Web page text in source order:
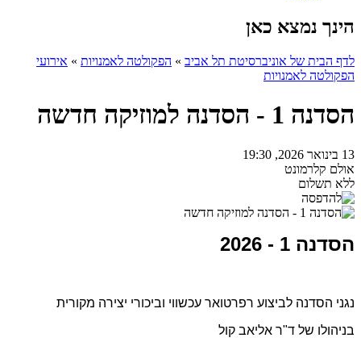
הינך נמצא כאן
לדף הבית של אוניברסיטת תל אביב » הפקולטה לאמנויות » אירועי
הפקולטה לאמנויות
הסדנה 1 - הסדנה למוזיקה חדשה
13 בינואר 2026, 19:30
אולם קלרמונט
ללא תשלום
הסדנה 1 - 2026
נגני הסדנה לביצוע רפרטואר עכשווי וביכורי יצירה מקורית
בניהולו של ד"ר אליאב קול